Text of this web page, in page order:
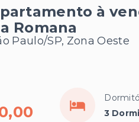
à
Romana
Paulo/SP, Zona Oeste
3